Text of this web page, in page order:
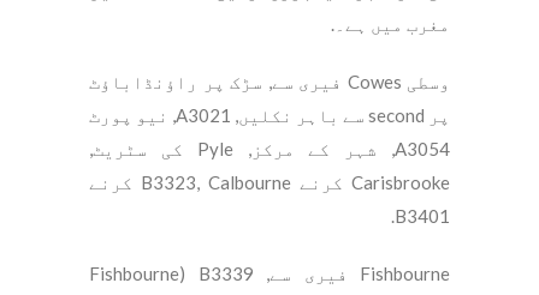
مغرب میں ہے۔.
وسطی Cowes فیری سے, سڑک پر راؤنڈاباؤٹ
پر second سے باہر نکلیں, A3021, نیو پورٹ
A3054, شہر کے مرکز, Pyle کی سٹریٹ,
Carisbrooke کرنے B3323, Calbourne کرنے
B3401.
Fishbourne فیری سے, B3339 (Fishbourne